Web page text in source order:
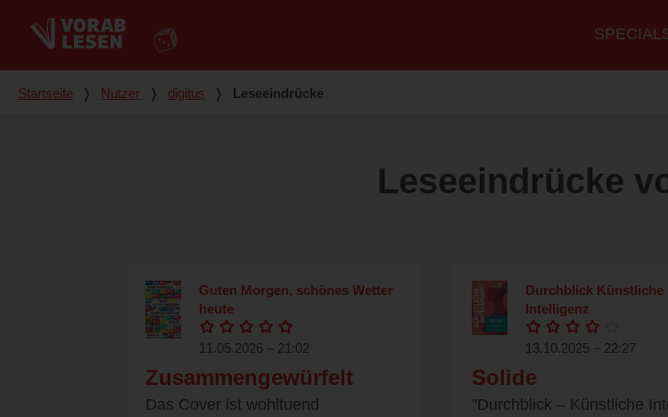
Hauptmenü
Du bist hier
Startseite ❭ Nutzer ❭ digitus ❭ Leseeindrücke
Leseeindrücke
Guten Morgen, schönes Wetter
heute
11.05.2026 – 21:02
Zusammengewürfelt
Das Cover ist wohltuend
Durchblick Künstliche
Intelligenz
13.10.2025 – 22:27
Solide
"Durchblick – Künstliche